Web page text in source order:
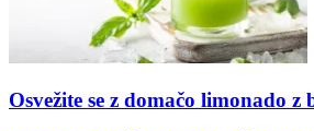
Osvežite se z domačo limonado z